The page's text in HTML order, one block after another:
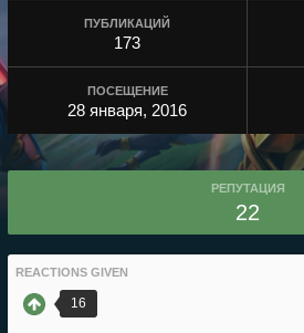
ПУБЛИКАЦИЙ
173
ПОСЕЩЕНИЕ
28 января, 2016
РЕПУТАЦИЯ
22
REACTIONS GIVEN
16